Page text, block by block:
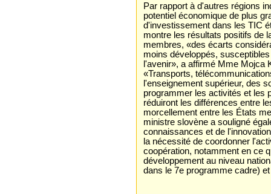
Par rapport à d'autres régions
potentiel économique de plus
d'investissement dans les TIC
montre les résultats positifs de
membres, «des écarts
moins développés,
l'avenir», a affirmé Mme Mojca
«Transports,
l'enseignement supérieur, des
programmer les activités et les
réduiront les différences entre
morcellement entre les États
ministre slovène a souligné
connaissances et de
la nécessité de coordonner
coopération, notamment en ce
développement au niveau
dans le 7e programme cadre)